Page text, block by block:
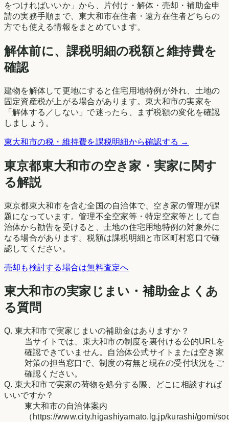
をつければいいか」から、片付け・解体・売却・補助金申
請の実務手順まで、東大和市在住者・遠方在住者どちらの
方でも使える情報をまとめています。
解体前に、課税明細の税額と維持費を
確認
建物を解体して更地にすると住宅用地特例が外れ、土地の
固定資産税が上がる場合があります。東大和市の実家を
「解体する／しない」で迷ったら、まず税額の変化を確認
しましょう。
東大和市の税・維持費を課税明細から確認する →
東京都東大和市の空き家・実家に関す
る解説
東京都東大和市を含む全国の自治体で、空き家の管理が課
題になっています。管理不全空家等・特定空家等として自
治体から勧告を受けると、土地の住宅用地特例の対象外に
なる場合があります。税額は課税明細と市区町村窓口で確
認してください。
売却も検討する場合は無料査定へ
東大和市の実家じまい・補助金よくあ
る質問
Q. 東大和市で実家じまいの補助金はありますか？
当サイトでは、東大和市の制度を裏付ける公的URLを
確認できていません。自治体公式サイトまたは空き家
対策の担当窓口で、制度の有無と現在の受付状況をご
確認ください。
Q. 東大和市で実家の荷物を処分する際、どこに相談すれば
いいですか？
東大和市の自治体案内
（https://www.city.higashiyamato.lg.jp/kurashi/gomi/